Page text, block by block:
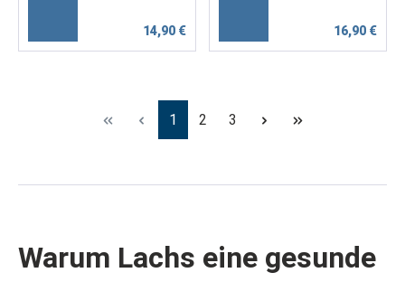
14,90 € 16,90 €
Seite
1 Seite
2 Seite
3
Warum Lachs eine gesunde